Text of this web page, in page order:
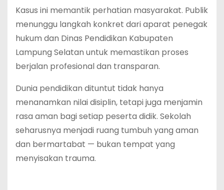
Kasus ini memantik perhatian masyarakat. Publik
menunggu langkah konkret dari aparat penegak
hukum dan Dinas Pendidikan Kabupaten
Lampung Selatan untuk memastikan proses
berjalan profesional dan transparan.
Dunia pendidikan dituntut tidak hanya
menanamkan nilai disiplin, tetapi juga menjamin
rasa aman bagi setiap peserta didik. Sekolah
seharusnya menjadi ruang tumbuh yang aman
dan bermartabat — bukan tempat yang
menyisakan trauma.